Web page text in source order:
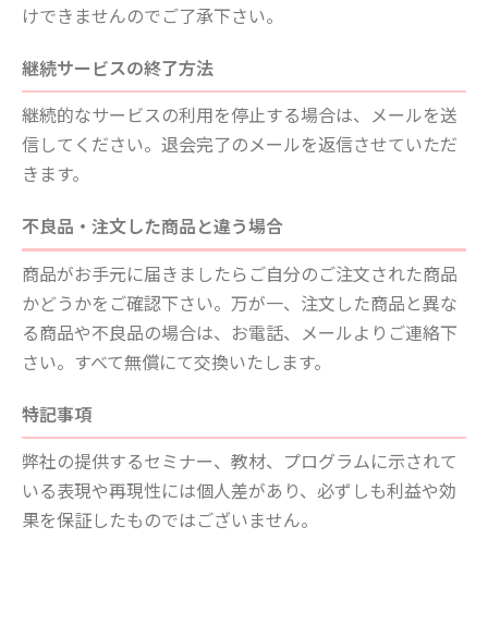
けできませんのでご了承下さい。
継続サービスの終了方法
継続的なサービスの利用を停止する場合は、メールを送
信してください。退会完了のメールを返信させていただ
きます。
不良品・注文した商品と違う場合
商品がお手元に届きましたらご自分のご注文された商品
かどうかをご確認下さい。万が一、注文した商品と異な
る商品や不良品の場合は、お電話、メールよりご連絡下
さい。すべて無償にて交換いたします。
特記事項
弊社の提供するセミナー、教材、プログラムに示されて
いる表現や再現性には個人差があり、必ずしも利益や効
果を保証したものではございません。